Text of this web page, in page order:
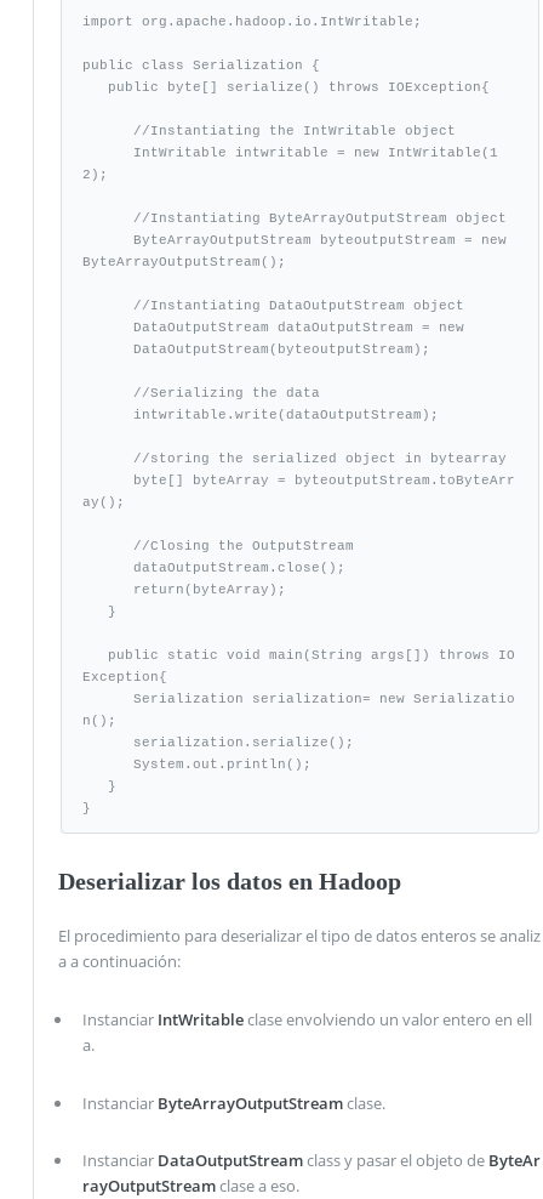
import org.apache.hadoop.io.IntWritable;
public class Serialization {
2);
ByteArrayOutputStream();
ay();
Exception{
n();
}
Deserializar los datos en Hadoop
El procedimiento para deserializar el tipo de datos enteros se analiz
a a continuación:
Instanciar IntWritableclase envolviendo un valor entero en ell
a.
Instanciar ByteArrayOutputStreamclase.
Instanciar DataOutputStreamclass y pasar el objeto de ByteAr
rayOutputStreamclase a eso.